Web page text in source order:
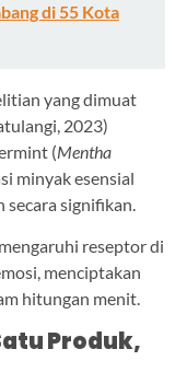
di 55 Kota
yang dimuat
2023)
(Mentha
minyak esensial
secara signifikan.
reseptor di
menciptakan
hitungan menit.
Produk,